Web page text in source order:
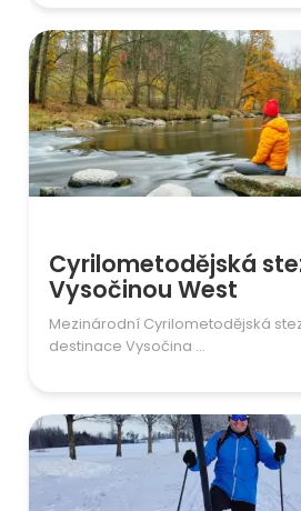
Cyrilometodějská
Vysočinou West
Mezinárodní Cyrilometodějská
destinace Vysočina ...